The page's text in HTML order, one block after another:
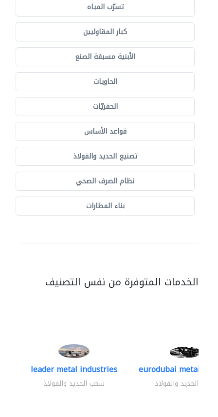
تسرّب المياه
كبار المقاوليين
الأبنية مسبقة الصنع
الحاويات
الحفريّات
قواعد الأساس
تصنيع الحديد والفولاذ
نظام الصرف الصحي
بناء المطارات
الخدمات المتوفرة من نفس التصنيف
leader metal industries
سحب الحديد والفولاذ
eurodubai metal
سحب الحديد والفولاذ